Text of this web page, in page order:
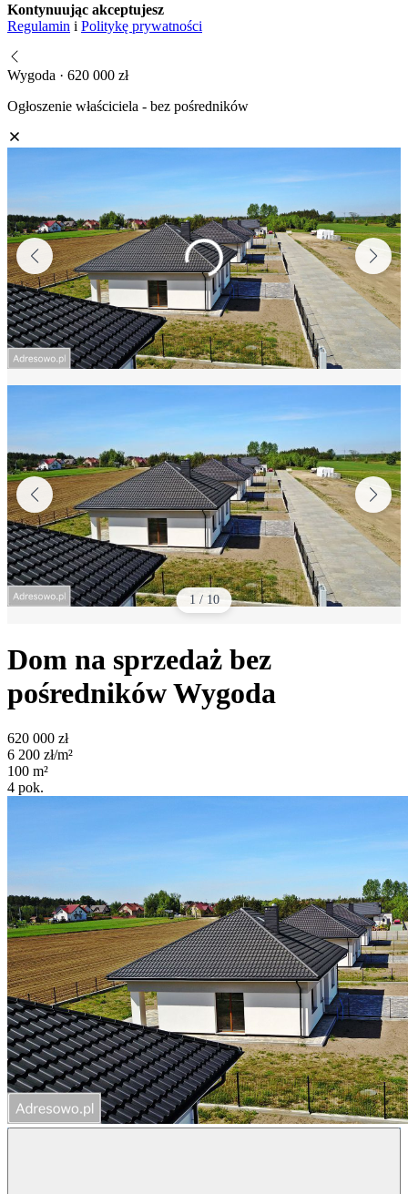
Kontynuując akceptujesz
Regulamin i Politykę prywatności
Wygoda · 620 000 zł
Ogłoszenie właściciela - bez pośredników
1 / 10
Dom na sprzedaż bez
pośrednikówWygoda
620 000 zł
6 200 zł/m²
100 m²
4 pok.